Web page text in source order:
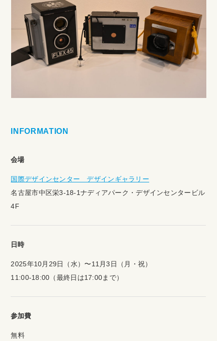
INFORMATION
会場
国際デザインセンター デザインギャラリー
名古屋市中区栄3-18-1ナディアパーク・デザインセンタービル
4F
日時
2025年10月29日（水）〜11月3日（月・祝）
11:00-18:00（最終日は17:00まで）
参加費
無料